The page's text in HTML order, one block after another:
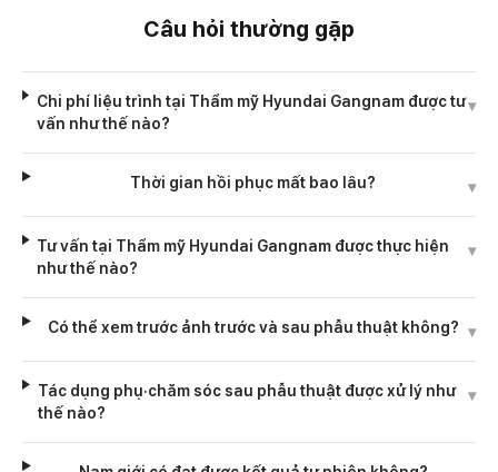
Câu hỏi thường gặp
Chi phí liệu trình tại Thẩm mỹ Hyundai Gangnam được tư
vấn như thế nào?
▾
Thời gian hồi phục mất bao lâu? ▾
Tư vấn tại Thẩm mỹ Hyundai Gangnam được thực hiện
như thế nào?
▾
Có thể xem trước ảnh trước và sau phẫu thuật không? ▾
Tác dụng phụ·chăm sóc sau phẫu thuật được xử lý như
thế nào?
▾